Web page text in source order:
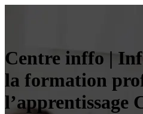
Centre inffo |
la formation
l’appren­tis­sa­ge